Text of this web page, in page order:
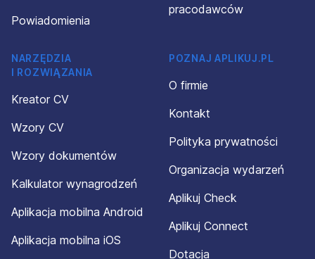
Powiadomienia
pracodawców
NARZĘDZIA
I ROZWIĄZANIA
Kreator CV
Wzory CV
Wzory dokumentów
Kalkulator wynagrodzeń
Aplikacja mobilna Android
Aplikacja mobilna iOS
POZNAJ APLIKUJ.PL
O firmie
Kontakt
Polityka prywatności
Organizacja wydarzeń
Aplikuj Check
Aplikuj Connect
Dotacja